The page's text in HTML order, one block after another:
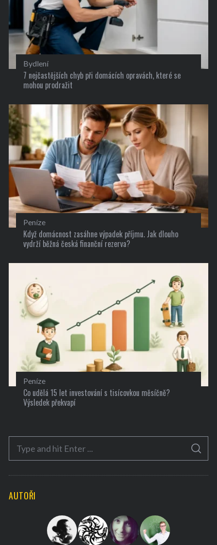
Bydlení
7 nejčastějších chyb při domácích opravách, které se
mohou prodražit
Peníze
Když domácnost zasáhne výpadek příjmu. Jak dlouho
vydrží běžná česká finanční rezerva?
Peníze
Co udělá 15 let investování s tisícovkou měsíčně?
Výsledek překvapí
c
S
A
C
AUTOŘI